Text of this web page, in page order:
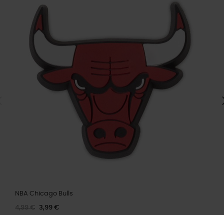
NBA Chicago Bulls
4,99 € 3,99 €